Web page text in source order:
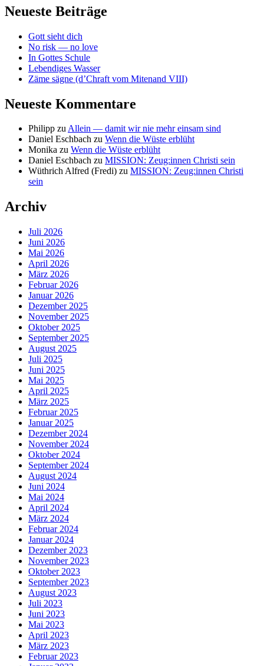
Neueste Beiträge
Gott sieht dich
No risk — no love
In Gottes Schule
Lebendiges Wasser
Zäme sägne (d’Chraft vom Mitenand VIII)
Neueste Kommentare
Philipp zuAllein — damit wir nie mehr einsam sind
Daniel Eschbach zu Wenn die Wüste erblüht
Monika zu Wenn die Wüste erblüht
Daniel Eschbach zu MISSION: Zeug:innen Christi sein
Wüthrich Alfred (Fredi) zu MISSION: Zeug:innen Christi
sein
Archiv
Juli 2026
Juni 2026
Mai 2026
April 2026
März 2026
Februar 2026
Januar 2026
Dezember 2025
November 2025
Oktober 2025
September 2025
August 2025
Juli 2025
Juni 2025
Mai 2025
April 2025
März 2025
Februar 2025
Januar 2025
Dezember 2024
November 2024
Oktober 2024
September 2024
August 2024
Juni 2024
Mai 2024
April 2024
März 2024
Februar 2024
Januar 2024
Dezember 2023
November 2023
Oktober 2023
September 2023
August 2023
Juli 2023
Juni 2023
Mai 2023
April 2023
März 2023
Februar 2023